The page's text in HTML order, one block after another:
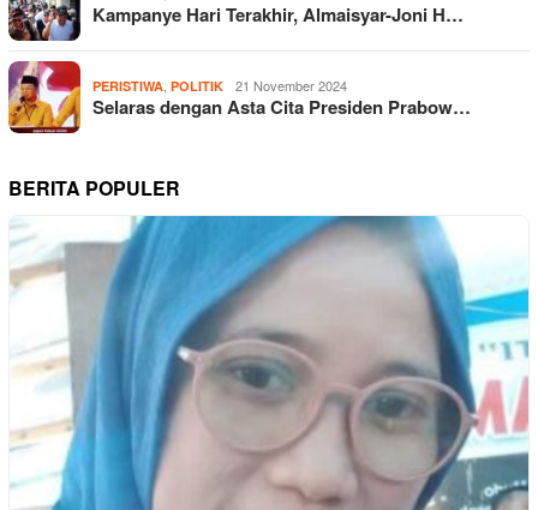
Kampanye Hari Terakhir, Almaisyar-Joni H…
PERISTIWA POLITIK 21 November 2024
Selaras dengan Asta Cita Presiden Prabow…
BERITA POPULER